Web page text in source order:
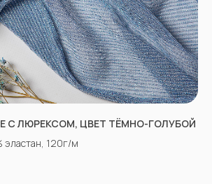
С ЛЮРЕКСОМ, ЦВЕТ ТЁМНО-ГОЛУБОЙ
эластан, 120г/м